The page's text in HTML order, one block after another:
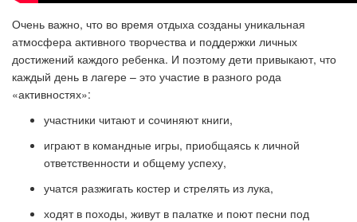
Очень важно, что во время отдыха созданы уникальная
атмосфера активного творчества и поддержки личных
достижений каждого ребенка. И поэтому дети привыкают, что
каждый день в лагере – это участие в разного рода
«активностях»:
участники читают и сочиняют книги,
играют в командные игры, приобщаясь к личной
ответственности и общему успеху,
учатся разжигать костер и стрелять из лука,
ходят в походы, живут в палатке и поют песни под